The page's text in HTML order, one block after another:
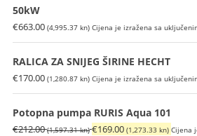
kn).
50kW
€663.00 (4,995.37 kn) Cijena je izražena sa
RALICA ZA SNIJEG ŠIRINE HECHT
€170.00 (1,280.87 kn) Cijena je izražena sa
Potopna pumpa RURIS Aqua 101
€212.00 (1,597.31 kn)Izvorna
€169.00 (1,273.33 kn) Cijena